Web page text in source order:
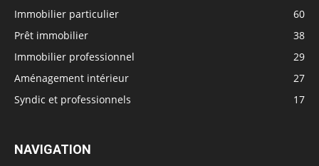
Immobilier particulier
60
Prêt immobilier
38
Immobilier professionnel
29
Aménagement intérieur
27
Syndic et professionnels
17
NAVIGATION